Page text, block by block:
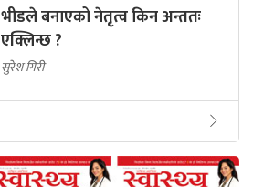
भीडले बनाएको नेतृत्व किन अन्ततः
एक्लिन्छ ?
सुरेश गिरी